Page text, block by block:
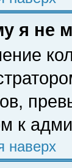
я не
к
наверх